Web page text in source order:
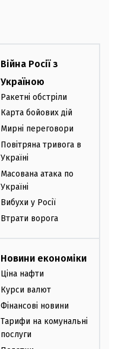
Війна Росії з
Україною
Ракетні обстріли
Карта бойових дій
Мирні переговори
Повітряна тривога в
Україні
Масована атака по
Україні
Вибухи у Росії
Втрати ворога
Новини економіки
Ціна нафти
Курси валют
Фінансові новини
Тарифи на комунальні
послуги